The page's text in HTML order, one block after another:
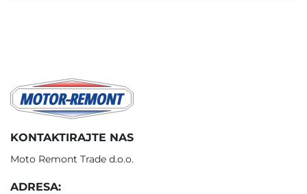
KONTAKTIRAJTE NAS
Moto Remont Trade d.o.o.
ADRESA: